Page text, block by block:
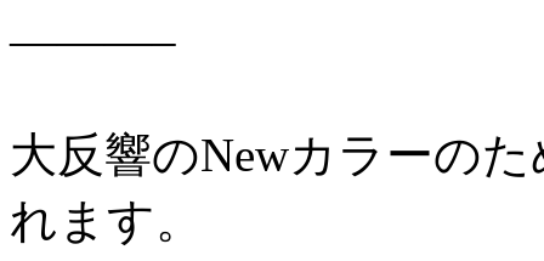
———–
大反響のNewカラーの
れます。